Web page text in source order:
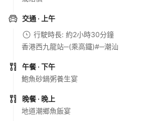
交通 · 上午
行駛時長: 約2小時30分鐘
香港西九龍站─(乘高鐵)#─潮汕
午餐 · 下午
鮑魚砂鍋粥養生宴
晚餐 · 晚上
地道潮鄉魚飯宴